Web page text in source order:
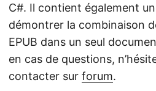
C#. Il contient également
démontrer la combinaison
EPUB dans un seul
en cas de questions,
contacter sur forum.